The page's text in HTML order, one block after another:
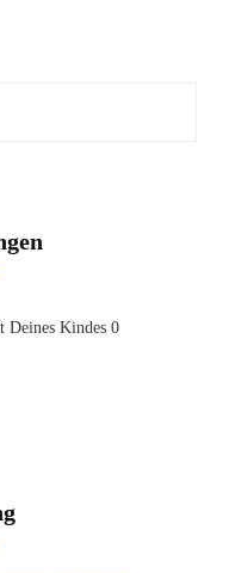
Deines Kindes 0